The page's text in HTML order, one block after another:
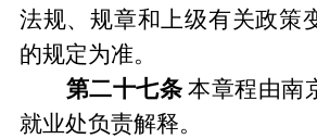
法规、规章和上级有关政策
的规定为准。
第二十七条 本章程由南
就业处负责解释。